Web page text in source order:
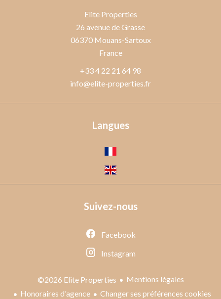
Elite Properties
26 avenue de Grasse
06370Mouans-Sartoux
France
+33 4 22 21 64 98
info@elite-properties.fr
Langues
Suivez-nous
Facebook
Instagram
©2026 Elite Properties
Mentions légales
Honoraires d'agence
Changer ses préférences cookies